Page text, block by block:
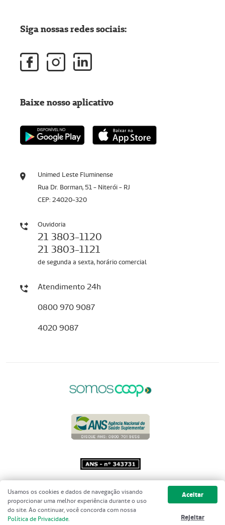
Unimed Leste Fluminense
Rua Dr. Borman, 51 - Niterói - RJ
CEP: 24020-320
Ouvidoria
21 3803-1120
21 3803-1121
de segunda a sexta, horário comercial
Atendimento 24h
0800 970 9087
4020 9087
Siga nossas redes sociais:
Baixe nosso aplicativo
Copyright 2001 - 2026 Unimed do
Brasil - Todos os direitos reservados
Usamos os cookies e dados de navegação visando
proporcionar uma melhor experiência durante o uso
do site. Ao continuar, você concorda com nossa
Política de Privacidade.
Aceitar
Rejeitar